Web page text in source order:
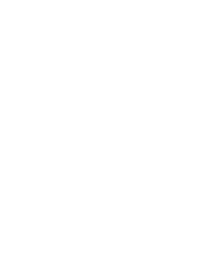
Verde, Talla: S
Talla: M